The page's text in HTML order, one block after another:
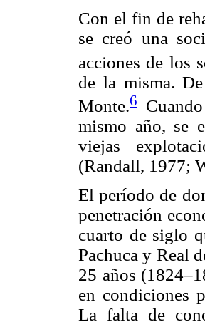
Con el fin de
se creó una
acciones de los
de la misma.
Monte.6
mismo año, se
viejas
(Randall, 1977;
El período de
penetración
cuarto de siglo
Pachuca y Real
25 años
en condiciones
La falta de